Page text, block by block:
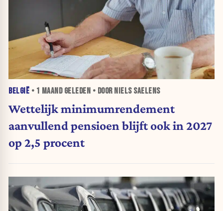
BELGIË • 1 MAANDGELEDEN • DOOR NIELS SAELENS
Wettelijk minimumrendement
aanvullend pensioen blijft ook in 2027
op 2,5 procent